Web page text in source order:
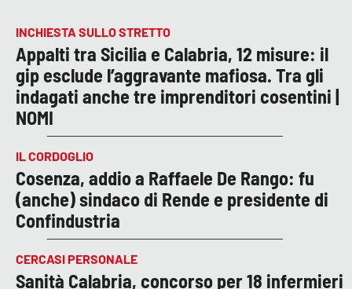
INCHIESTA SULLO STRETTO
Appalti tra Sicilia e Calabria, 12 misure: il
gip esclude l’aggravante mafiosa. Tra gli
indagati anche tre imprenditori cosentini |
NOMI
IL CORDOGLIO
Cosenza, addio a Raffaele De Rango: fu
(anche) sindaco di Rende e presidente di
Confindustria
CERCASI PERSONALE
Sanità Calabria, concorso per 18 infermieri